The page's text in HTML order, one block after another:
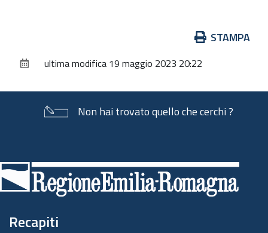
documento
STAMPA
ultima modifica 19 maggio 2023 20:22
Non hai trovato quello che cerchi ?
di
pagina
Recapiti